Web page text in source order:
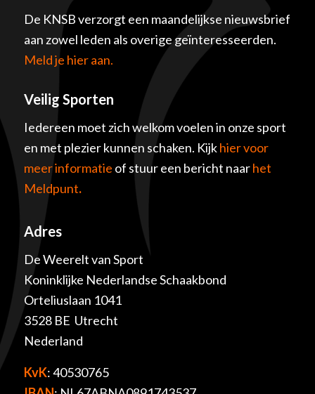
De KNSB verzorgt een maandelijkse nieuwsbrief
aan zowel leden als overige geïnteresseerden.
Meld je hier aan.
Veilig Sporten
Iedereen moet zich welkom voelen in onze sport
en met plezier kunnen schaken. Kijkhier voor
meer informatie of stuur een bericht naarhet
Meldpunt.
Adres
De Weerelt van Sport
Koninklijke Nederlandse Schaakbond
Orteliuslaan 1041
3528 BE Utrecht
Nederland
KvK: 40530765